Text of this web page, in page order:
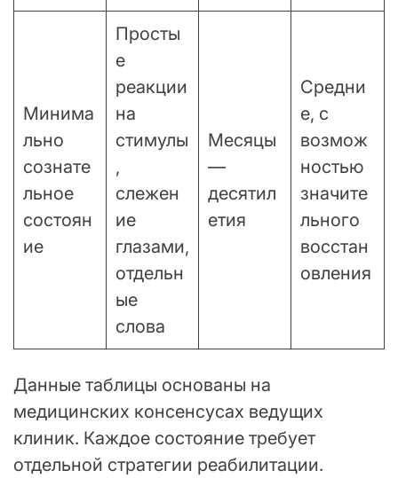
Минима
льно
сознате
льное
состоян
ие
Просты
е
реакции
на
стимулы
,
слежен
ие
глазами,
отдельн
ые
слова
Месяцы
—
десятил
етия
Средни
е, с
возмож
ностью
значите
льного
восстан
овления
Данные таблицы основаны на
медицинских консенсусах ведущих
клиник. Каждое состояние требует
отдельной стратегии реабилитации.